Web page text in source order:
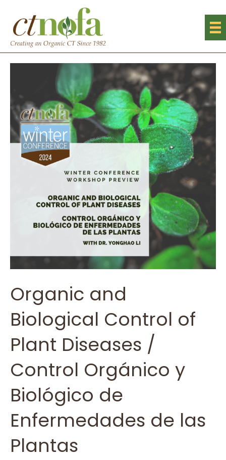
Organic and
Biological Control of
Plant Diseases /
Control Orgánico y
Biológico de
Enfermedades de las
Plantas